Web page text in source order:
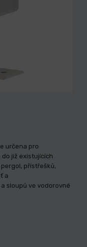
určena pro
již existujících
přístřešků,
a
sloupů ve vodorovné